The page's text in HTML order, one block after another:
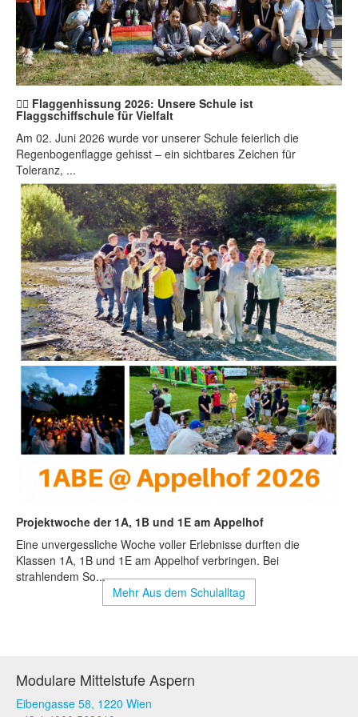
🏳️‍🌈 Flaggenhissung 2026: Unsere Schule ist
Flaggschiffschule für Vielfalt
Am 02. Juni 2026 wurde vor unserer Schule feierlich die
Regenbogenflagge gehisst – ein sichtbares Zeichen für
Toleranz, ...
Projektwoche der 1A, 1B und 1E am Appelhof
Eine unvergessliche Woche voller Erlebnisse durften die
Klassen 1A, 1B und 1E am Appelhof verbringen. Bei
strahlendem So...
Aus dem Schulalltag
Modulare Mittelstufe Aspern
Eibengasse 58, 1220 Wien